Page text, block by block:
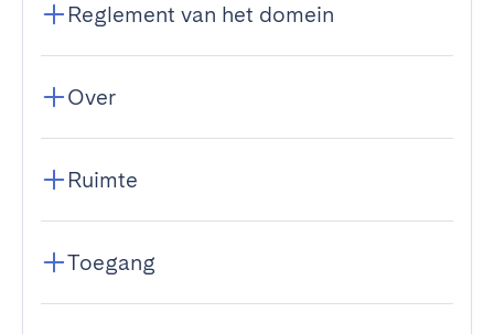
Reglement van het domein
Over
Ruimte
Toegang